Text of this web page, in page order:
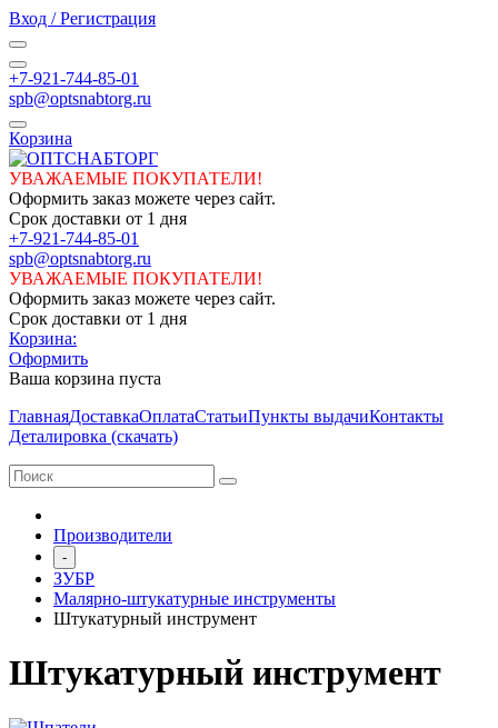
Вход / Регистрация
+7-921-744-85-01
spb@optsnabtorg.ru
Корзина
УВАЖАЕМЫЕ ПОКУПАТЕЛИ!
Оформить заказ можете через сайт.
Срок доставки от 1 дня
+7-921-744-85-01
spb@optsnabtorg.ru
УВАЖАЕМЫЕ ПОКУПАТЕЛИ!
Оформить заказ можете через сайт.
Срок доставки от 1 дня
Корзина:
Оформить
Ваша корзина пуста
ГлавнаяДоставкаОплатаСтатьиПункты выдачиКонтакты
Деталировка (скачать)
Производители
-
ЗУБР
Малярно-штукатурные инструменты
Штукатурный инструмент
Штукатурный инструмент